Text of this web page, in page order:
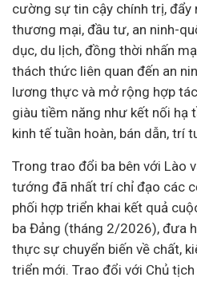
cường sự tin cậy chính trị, đẩy
thương mại, đầu tư, an ninh-
dục, du lịch, đồng thời nhấn
thách thức liên quan đến an
lương thực và mở rộng hợp
giàu tiềm năng như kết nối hạ
kinh tế tuần hoàn, bán dẫn, trí
Trong trao đổi ba bên với Lào
tướng đã nhất trí chỉ đạo các
phối hợp triển khai kết quả
ba Đảng (tháng 2/2026), đưa
thực sự chuyển biến về chất,
triển mới. Trao đổi với Chủ